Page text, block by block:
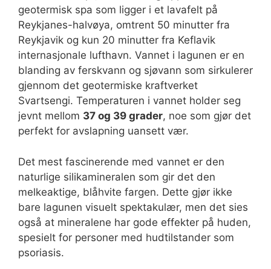
geotermisk spa som ligger i et lavafelt på
Reykjanes-halvøya, omtrent 50 minutter fra
Reykjavik og kun 20 minutter fra Keflavik
internasjonale lufthavn. Vannet i lagunen er en
blanding av ferskvann og sjøvann som sirkulerer
gjennom det geotermiske kraftverket
Svartsengi. Temperaturen i vannet holder seg
jevnt mellom 37 og 39 grader, noe som gjør det
perfekt for avslapning uansett vær.
Det mest fascinerende med vannet er den
naturlige silikamineralen som gir det den
melkeaktige, blåhvite fargen. Dette gjør ikke
bare lagunen visuelt spektakulær, men det sies
også at mineralene har gode effekter på huden,
spesielt for personer med hudtilstander som
psoriasis.